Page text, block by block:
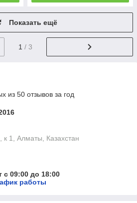
Показать ещё
1 / 3
из 50 отзывов за год
1, Алматы, Казахстан
с 09:00 до 18:00
работы